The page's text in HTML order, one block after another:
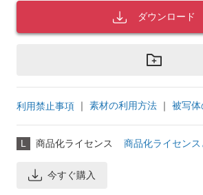
ダウンロード
利用禁止事項 ｜ 素材の利用方法 ｜ 被写体
L 商品化ライセンス 商品化ライセンス
今すぐ購入